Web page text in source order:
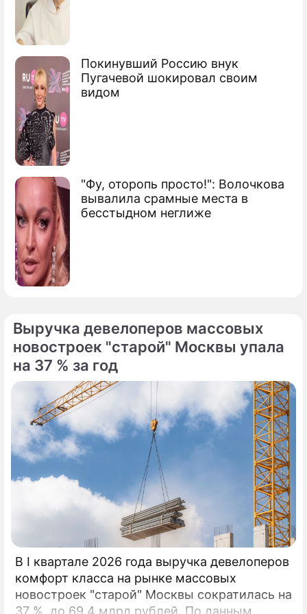
Покинувший Россию внук
Пугачевой шокировал своим
видом
"Фу, оторопь просто!": Волочкова
вывалила срамные места в
бесстыдном неглиже
Выручка девелоперов массовых
новостроек "старой" Москвы упала
на 37 % за год
В I квартале 2026 года выручка девелоперов
комфорт класса на рынке массовых
новостроек "старой" Москвы сократилась на
37 %, до 69,4 млрд рублей. По данным